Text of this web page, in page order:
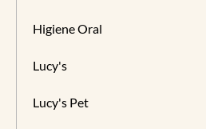
Higiene Oral
Lucy's
Lucy's Pet